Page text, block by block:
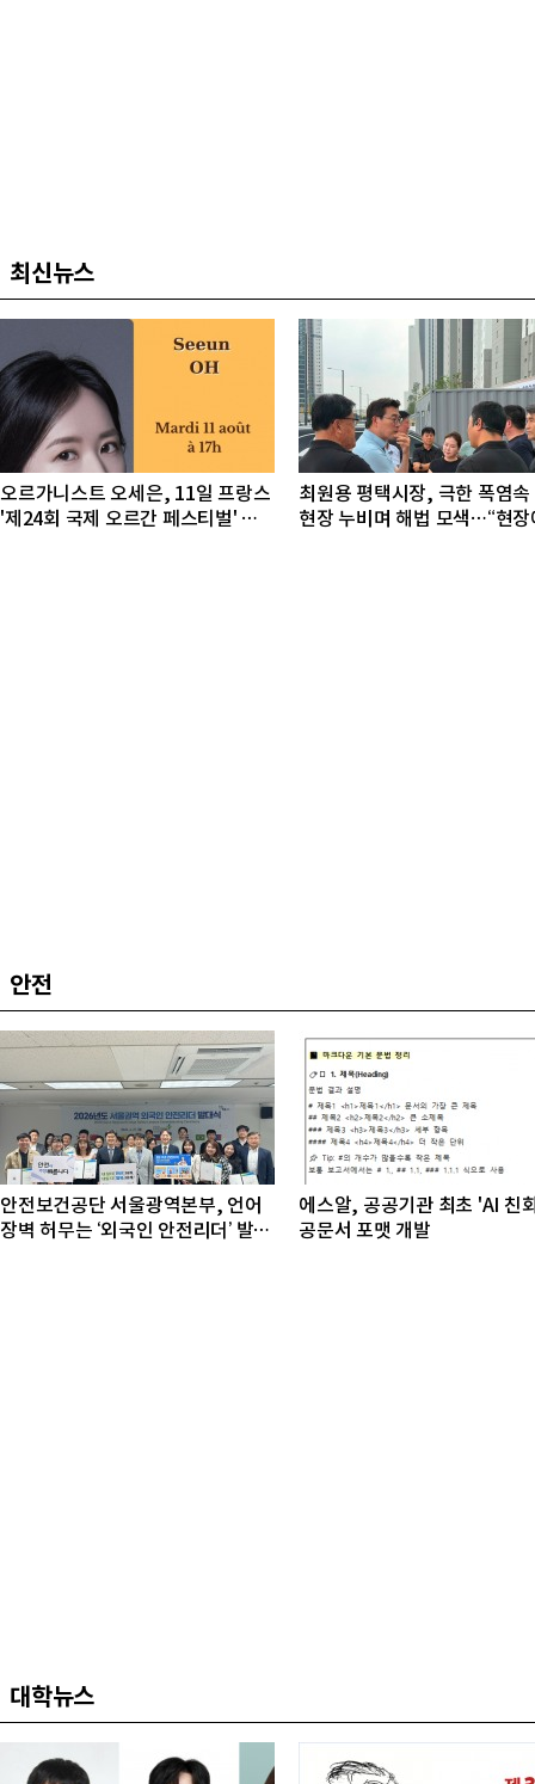
최신뉴스
오르가니스트 오세은, 11일 프랑스
'제24회 국제 오르간 페스티벌' 초
최원용 평택시장, 극한 폭염속
현장 누비며 해법 모색…“현장
안전
안전보건공단 서울광역본부, 언어
장벽 허무는 ‘외국인 안전리더’ 발대
에스알, 공공기관 최초 'AI 친
공문서 포맷 개발
대학뉴스